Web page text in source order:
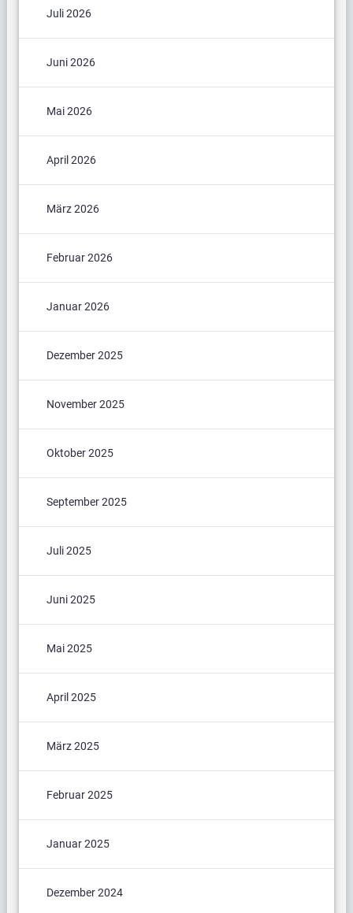
Juli 2026
Juni 2026
Mai 2026
April 2026
März 2026
Februar 2026
Januar 2026
Dezember 2025
November 2025
Oktober 2025
September 2025
Juli 2025
Juni 2025
Mai 2025
April 2025
März 2025
Februar 2025
Januar 2025
Dezember 2024